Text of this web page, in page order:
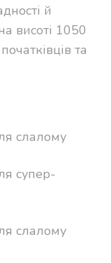
й
висоті 1050
та
слалому
супер-
слалому